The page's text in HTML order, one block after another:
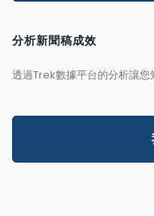
分析新聞稿成效
透過Trek數據平台的分析讓您